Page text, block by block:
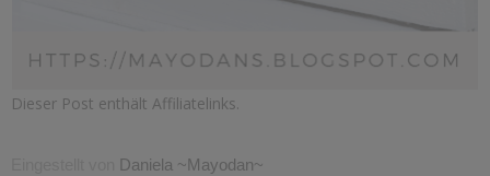
Dieser Post enthält Affiliatelinks.
Daniela ~Mayodan~